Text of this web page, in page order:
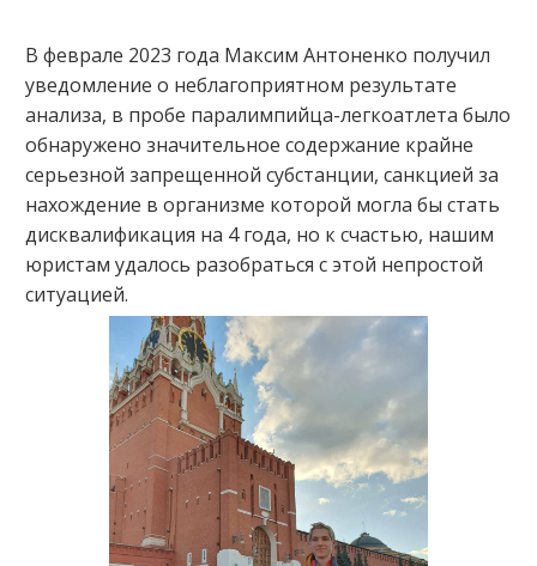
В феврале 2023 года Максим Антоненко получил
уведомление о неблагоприятном результате
анализа, в пробе паралимпийца-легкоатлета было
обнаружено значительное содержание крайне
серьезной запрещенной субстанции, санкцией за
нахождение в организме которой могла бы стать
дисквалификация на 4 года, но к счастью, нашим
юристам удалось разобраться с этой непростой
ситуацией.